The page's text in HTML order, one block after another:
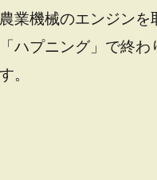
業機械のエンジン
ハプニング」で終わ
。